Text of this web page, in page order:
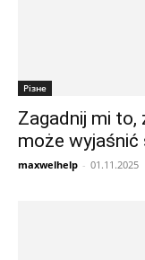
Різне
Zagadnij mi
może wyjaśnić
maxwelhelp - 01.11.2025